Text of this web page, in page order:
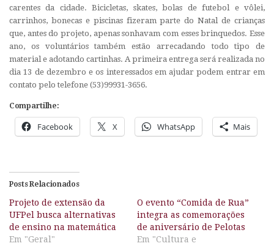
carentes da cidade. Bicicletas, skates, bolas de futebol e vôlei,
carrinhos, bonecas e piscinas fizeram parte do Natal de crianças
que, antes do projeto, apenas sonhavam com esses brinquedos. Esse
ano, os voluntários também estão arrecadando todo tipo de
material e adotando cartinhas. A primeira entrega será realizada no
dia 13 de dezembro e os interessados em ajudar podem entrar em
contato pelo telefone (53)99931-3656.
Compartilhe:
Facebook X WhatsApp Mais
Posts Relacionados
Projeto de extensão da
UFPel busca alternativas
de ensino na matemática
Em "Geral"
O evento “Comida de Rua”
integra as comemorações
de aniversário de Pelotas
Em "Cultura e